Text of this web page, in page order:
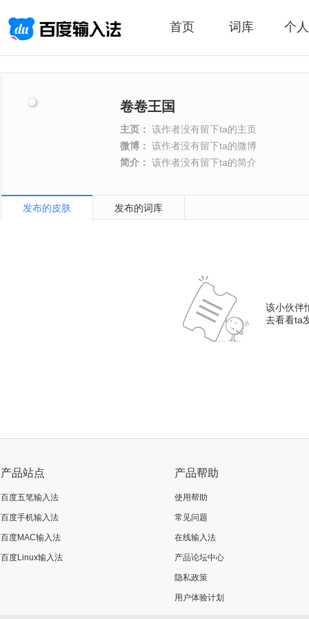
首页 词库 个
卷卷王国
主页： 该作者没有留下ta的主页
微博： 该作者没有留下ta的微博
简介： 该作者没有留下ta的简介
发布的皮肤 发布的词库
该小伙伴
去看看ta
产品站点
百度五笔输入法
百度手机输入法
百度MAC输入法
百度Linux输入法
产品帮助
使用帮助
常见问题
在线输入法
产品论坛中心
隐私政策
用户体验计划